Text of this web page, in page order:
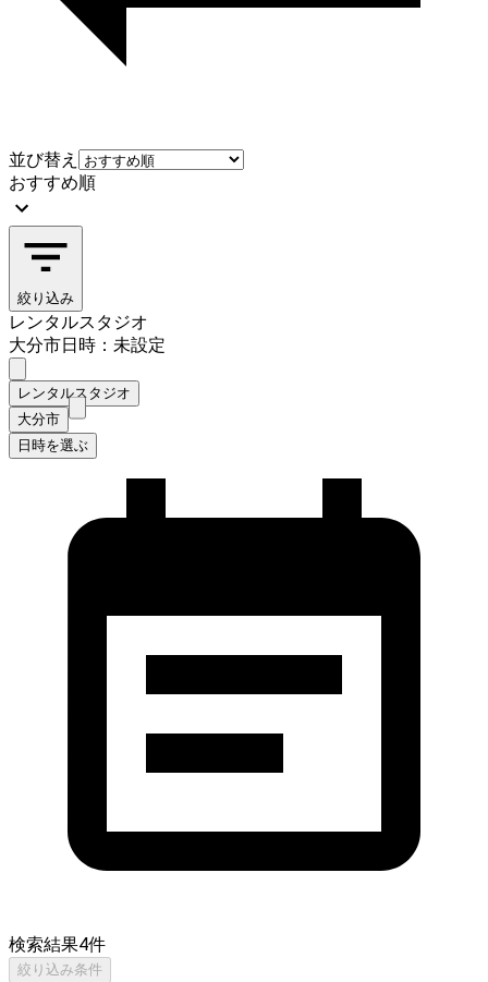
並び替え
おすすめ順
絞り込み
レンタルスタジオ
大分市日時：未設定
レンタルスタジオ
大分市
日時を選ぶ
検索結果4件
絞り込み条件